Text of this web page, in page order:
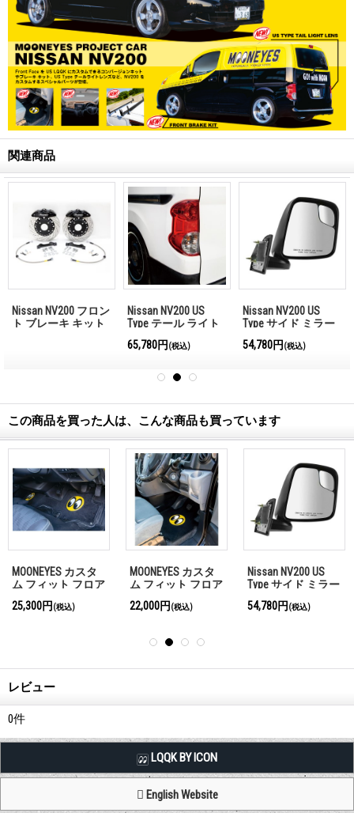
関連商品
Nissan NV200 フロン
ト ブレーキ キット
Nissan NV200 US
Type テール ライト
65,780円 (税込)
Nissan NV200 US
Type サイド ミラー
54,780円 (税込)
この商品を買った人は、こんな商品も買っています
MOONEYES カスタ
ム フィット フロア
(日産) NV350 キャ
25,300円 (税込)
MOONEYES カスタ
ム フィット フロア
(日産) 09- NV200 バ
22,000円 (税込)
Nissan NV200 US
Type サイド ミラー
54,780円 (税込)
レビュー
0件
LQQK BY ICON
English Website